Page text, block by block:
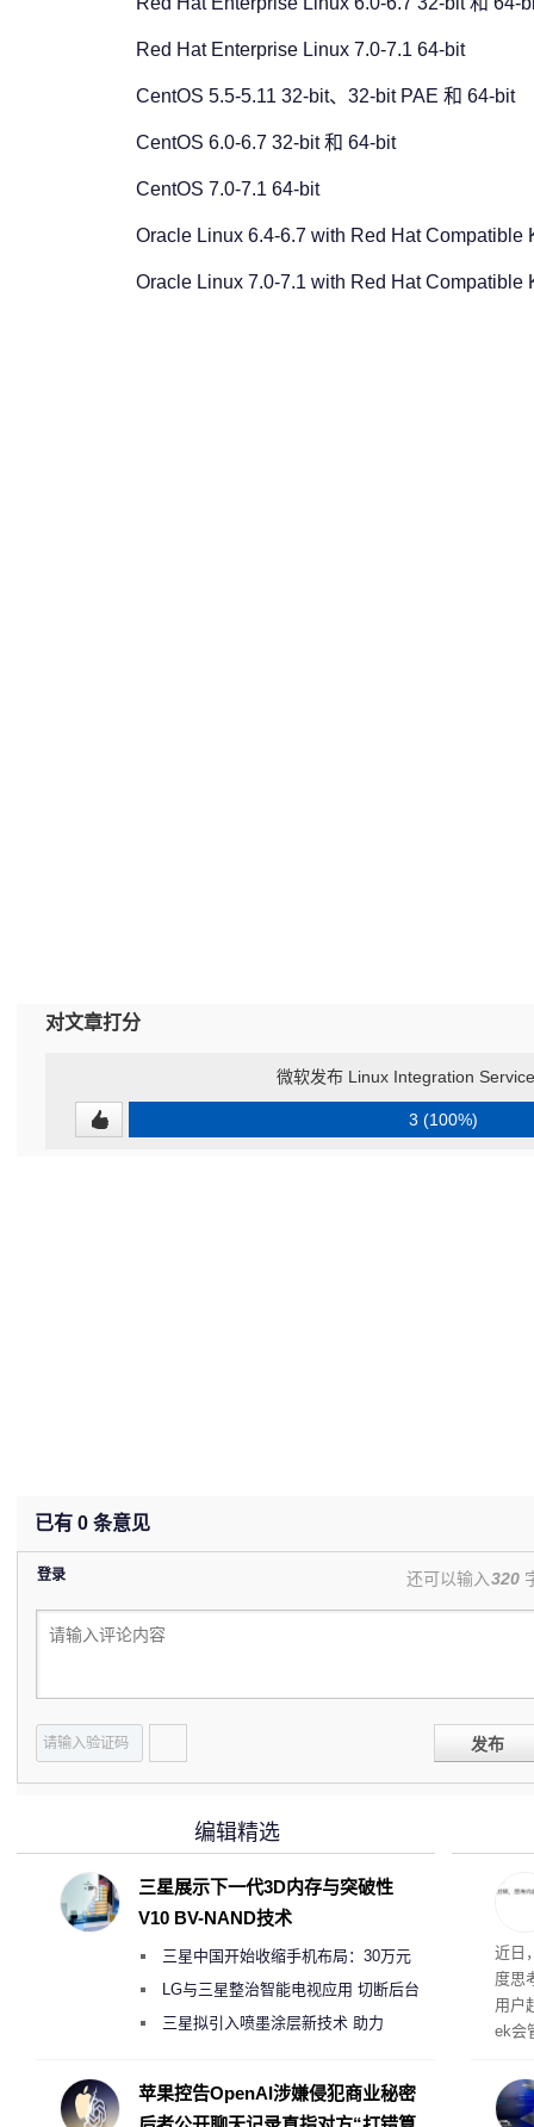
Red Hat Enterprise Linux 7.0-7.1 64-bit
CentOS 5.5-5.11 32-bit、32-bit PAE 和 64-bit
CentOS 6.0-6.7 32-bit 和 64-bit
CentOS 7.0-7.1 64-bit
Oracle Linux 6.4-6.7 with Red Hat Compatible
Oracle Linux 7.0-7.1 with Red Hat Compatible
对文章打分
微软发布 Linux Integration
3 (100%)
已有 0 条意见
登录 还可以输入320
发布
近日
度思
用户
ek会
编辑精选
三星展示下一代3D内存与突破性
V10 BV-NAND技术
三星中国开始收缩手机布局：30万元
月销售额不达标门店 将被逐步清退
LG与三星整治智能电视应用 切断后台
偷偷共享带宽的违规行为
三星拟引入喷墨涂层新技术 助力
度
苹果控告OpenAI涉嫌侵犯商业秘密